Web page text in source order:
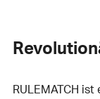
RULEMATCH